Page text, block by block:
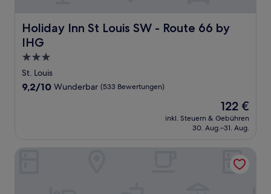
Holiday Inn St Louis SW - Route 66 by
IHG
Holiday Inn St Louis SW - Route 66 by IHG
3.0-
Sterne-
Unterkunft
St. Louis
9.2
9,2/10 Wunderbar (533 Bewertungen)
Der
Preis
beträgt
122 €
inkl. Steuern & Gebühren
30. Aug.–31. Aug.